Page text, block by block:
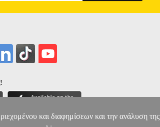
και διαφημίσεων και την ανάλυση της